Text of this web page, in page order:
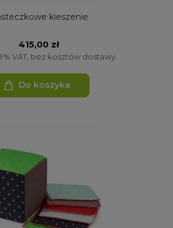
kieszenie
415,00 zł
VAT, bez kosztów dostawy
Do koszyka